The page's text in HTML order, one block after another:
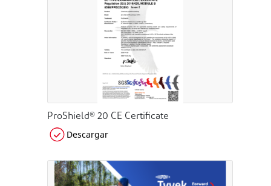
ProShield® 20 CE Certificate
Descargar